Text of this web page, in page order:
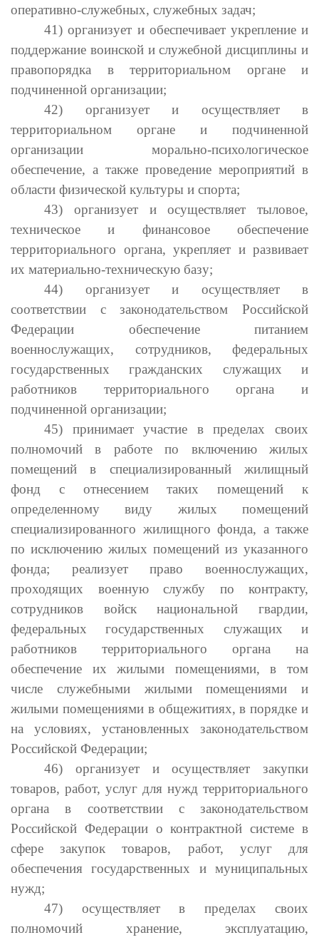
оперативно-служебных, служебных задач;
41) организует и обеспечивает укрепление и
поддержание воинской и служебной дисциплины и
правопорядка в территориальном органе и
подчиненной организации;
42) организует и осуществляет в
территориальном органе и подчиненной
организации морально-психологическое
обеспечение, а также проведение мероприятий в
области физической культуры и спорта;
43) организует и осуществляет тыловое,
техническое и финансовое обеспечение
территориального органа, укрепляет и развивает
их материально-техническую базу;
44) организует и осуществляет в
соответствии с законодательством Российской
Федерации обеспечение питанием
военнослужащих, сотрудников, федеральных
государственных гражданских служащих и
работников территориального органа и
подчиненной организации;
45) принимает участие в пределах своих
полномочий в работе по включению жилых
помещений в специализированный жилищный
фонд с отнесением таких помещений к
определенному виду жилых помещений
специализированного жилищного фонда, а также
по исключению жилых помещений из указанного
фонда; реализует право военнослужащих,
проходящих военную службу по контракту,
сотрудников войск национальной гвардии,
федеральных государственных служащих и
работников территориального органа на
обеспечение их жилыми помещениями, в том
числе служебными жилыми помещениями и
жилыми помещениями в общежитиях, в порядке и
на условиях, установленных законодательством
Российской Федерации;
46) организует и осуществляет закупки
товаров, работ, услуг для нужд территориального
органа в соответствии с законодательством
Российской Федерации о контрактной системе в
сфере закупок товаров, работ, услуг для
обеспечения государственных и муниципальных
нужд;
47) осуществляет в пределах своих
полномочий хранение, эксплуатацию,